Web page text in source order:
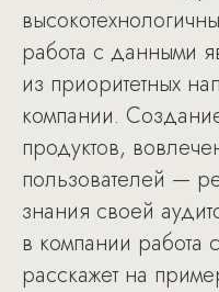
работа с данными
из приоритетных
компании.
продуктов,
пользователей —
знания своей
в компании
расскажет на